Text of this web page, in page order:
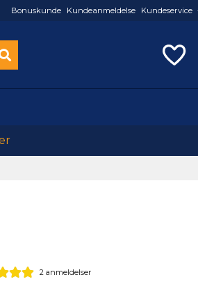
Bonuskunde Kundeanmeldelse Kundeservice
2 anmeldelser